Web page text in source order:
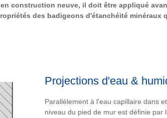
construction neuve, il doit être appliqué
des badigeons d'étanchéité minéraux
Projections d'eau &
Parallèlement à l'eau capillaire dans
niveau du pied de mur est définie par